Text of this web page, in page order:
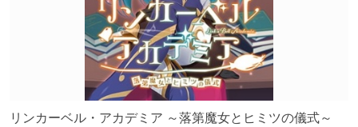
リンカーベル・アカデミア ～落第魔女とヒミツの儀式～